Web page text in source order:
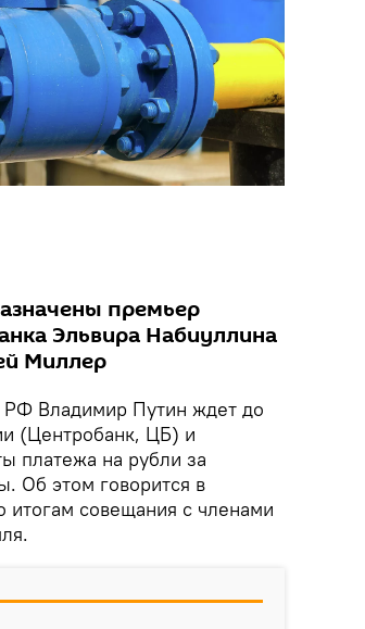
премьер
Эльвира Набиуллина
Миллер
РФ Владимир Путин ждет до
(Центробанк, ЦБ) и
платежа на рубли за
Об этом говорится в
итогам совещания с членами